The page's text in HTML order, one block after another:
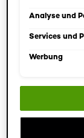
abbaubar ist.
bezeichnet,
Struktur und
Zudem kommt
Hautschichten,
angepasst
Analyse und
Services und
Werbung